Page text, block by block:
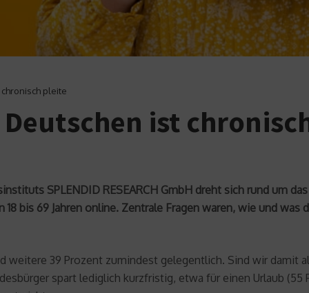
pleite
ist
SPLENDID RESEARCH GmbH dreht sich rund um
bis 69 Jahren online. Zentrale Fragen waren, wie und
weitere 39 Prozent zumindest gelegentlich. Sind wir damit
spart lediglich kurzfristig, etwa für einen Urlaub